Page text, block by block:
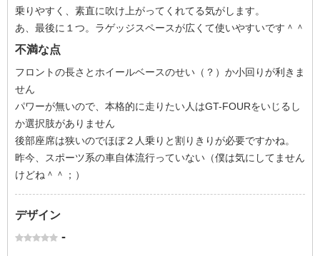
乗りやすく、素直に吹け上がってくれてる気がします。
あ、最後に１つ。ラゲッジスペースが広くて使いやすいです＾＾
不満な点
フロントの長さとホイールベースのせい（？）か小回りが利きま
せん
パワーが無いので、本格的に走りたい人はGT-FOURをいじるし
か選択肢がありません
後部座席は狭いのでほぼ２人乗りと割りきりが必要ですかね。
昨今、スポーツ系の車自体流行っていない（僕は気にしてません
けどね＾＾；）
デザイン
-